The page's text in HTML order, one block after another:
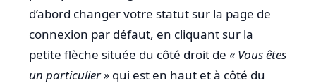
d’abord changer votre statut sur la page de
connexion par défaut, en cliquant sur la
petite flèche située du côté droit de « Vous êtes
un particulier » qui est en haut et à côté du